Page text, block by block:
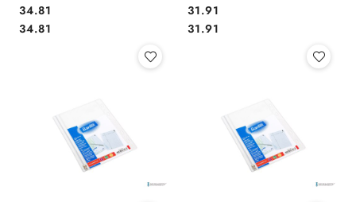
Cena:
34.81
Cena:
34.81
Cena:
31.91
Cena:
31.91